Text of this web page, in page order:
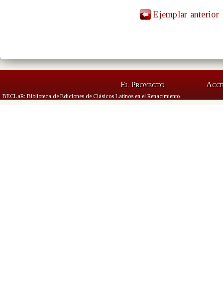
Ejemplar anterior
El Proyecto
BECLaR: Biblioteca de Ediciones de Clásicos Latinos en el Renacimiento